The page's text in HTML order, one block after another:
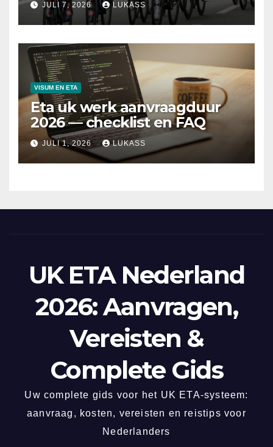
JULI 7, 2026 LUKASS
VISUM EN ETA
Eta uk werk aanvraagduur
2026 — checklist en FAQ
JULI 1, 2026 LUKASS
UK ETA Nederland
2026: Aanvragen,
Vereisten &
Complete Gids
Uw complete gids voor het UK ETA-systeem:
aanvraag, kosten, vereisten en reistips voor
Nederlanders